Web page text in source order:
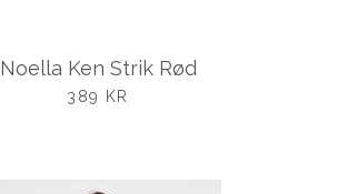
Noella Ken Strik Rød
UDSALGSPRIS
389 KR